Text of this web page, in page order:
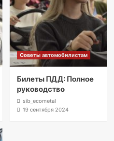
Советы автомобилистам
Билеты ПДД: Полное
руководство
sib_ecometal
19 сентября 2024